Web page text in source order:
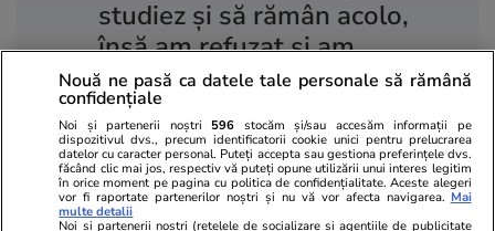
studiez și să rămân acolo,
însă am refuzat și am
hotărât să mă întorc în
Polonia, pentru că am fost
crescută cu alte valori.
„Pentru birouri a fost un succes enorm că au
Nouă ne pasă ca datele tale personale să rămână
confidențiale
Noi și partenerii noștri 596 stocăm și/sau accesăm informații pe
dispozitivul dvs., precum identificatorii cookie unici pentru prelucrarea
datelor cu caracter personal. Puteți accepta sau gestiona preferințele dvs.
făcând clic mai jos, respectiv vă puteți opune utilizării unui interes legitim
în orice moment pe pagina cu politica de confidențialitate. Aceste alegeri
vor fi raportate partenerilor noștri și nu vă vor afecta navigarea. Mai
multe detalii
Noi si partenerii nostri (retelele de socializare si agentiile de publicitate